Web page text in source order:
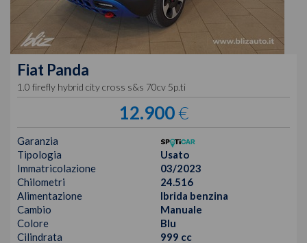
Fiat Panda
1.0 firefly hybrid city cross s&s 70cv 5p.ti
12.900€
Garanzia
Tipologia
Usato
Immatricolazione
03/2023
Chilometri
24.516
Alimentazione
Ibrida benzina
Cambio
Manuale
Colore
Blu
Cilindrata
999 cc